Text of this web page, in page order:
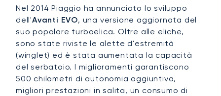
Nel 2014 Piaggio ha annunciato lo sviluppo
dell'Avanti EVO, una versione aggiornata del
suo popolare turboelica. Oltre alle eliche,
sono state riviste le alette d'estremità
(winglet) ed è stata aumentata la capacità
del serbatoio. I miglioramenti garantiscono
500 chilometri di autonomia aggiuntiva,
migliori prestazioni in salita, un consumo di